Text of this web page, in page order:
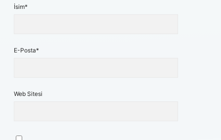
İsim*
E-Posta*
Web Sitesi